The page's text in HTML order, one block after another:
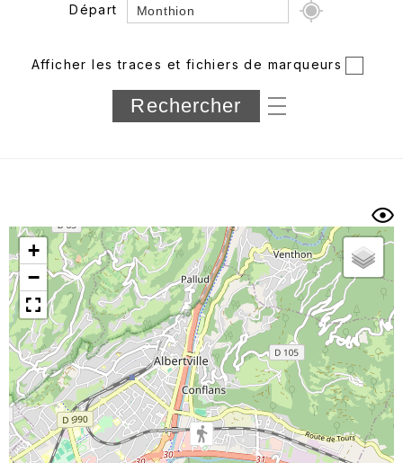
Départ
Département
Longueur min/max
Trier par
Horodatage Photos
Afficher les traces et fichiers de marqueurs
+
−